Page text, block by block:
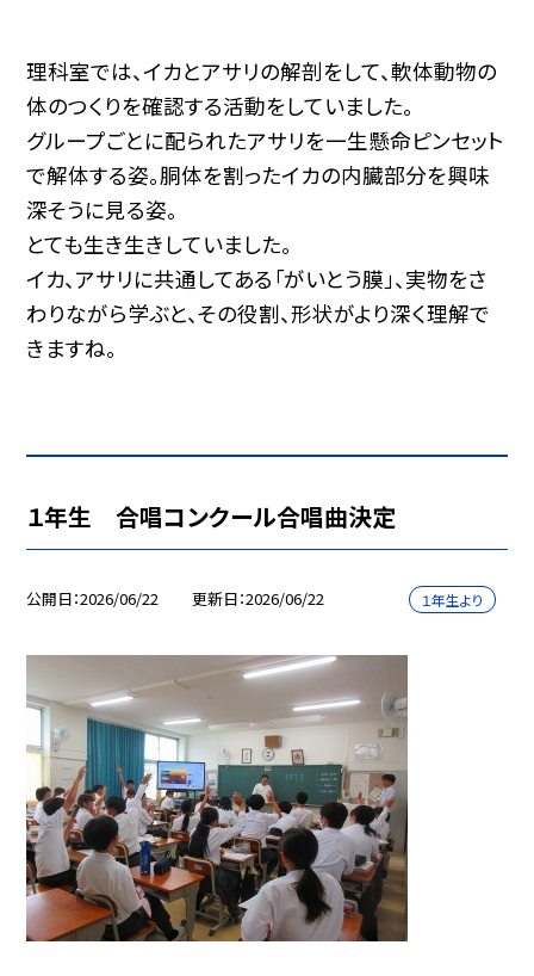
理科室では、イカとアサリの解剖をして、軟体動物の
体のつくりを確認する活動をしていました。
グループごとに配られたアサリを一生懸命ピンセット
で解体する姿。胴体を割ったイカの内臓部分を興味
深そうに見る姿。
とても生き生きしていました。
イカ、アサリに共通してある「がいとう膜」、実物をさ
わりながら学ぶと、その役割、形状がより深く理解で
きますね。
１年生 合唱コンクール合唱曲決定
公開日 2026/06/22 更新日 2026/06/22 １年生より